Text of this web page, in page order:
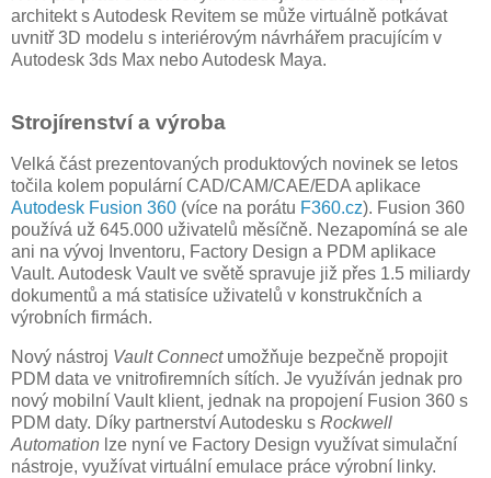
architekt s Autodesk Revitem se může virtuálně potkávat
uvnitř 3D modelu s interiérovým návrhářem pracujícím v
Autodesk 3ds Max nebo Autodesk Maya.
Strojírenství a výroba
Velká část prezentovaných produktových novinek se letos
točila kolem populární CAD/CAM/CAE/EDA aplikace
Autodesk Fusion 360 (více na porátu F360.cz). Fusion 360
používá už 645.000 uživatelů měsíčně. Nezapomíná se ale
ani na vývoj Inventoru, Factory Design a PDM aplikace
Vault. Autodesk Vault ve světě spravuje již přes 1.5 miliardy
dokumentů a má statisíce uživatelů v konstrukčních a
výrobních firmách.
Nový nástroj Vault Connectumožňuje bezpečně propojit
PDM data ve vnitrofiremních sítích. Je využíván jednak pro
nový mobilní Vault klient, jednak na propojení Fusion 360 s
PDM daty. Díky partnerství Autodesku s Rockwell
Automation lze nyní ve Factory Design využívat simulační
nástroje, využívat virtuální emulace práce výrobní linky.